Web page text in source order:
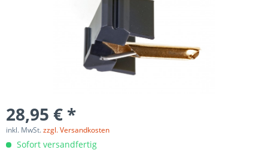
28,95 € *
inkl. MwSt.zzgl. Versandkosten
Sofort versandfertig